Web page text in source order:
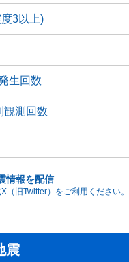
3以上)
生回数
観測回数
情報を配信
（旧Twitter）をご利用ください。
震